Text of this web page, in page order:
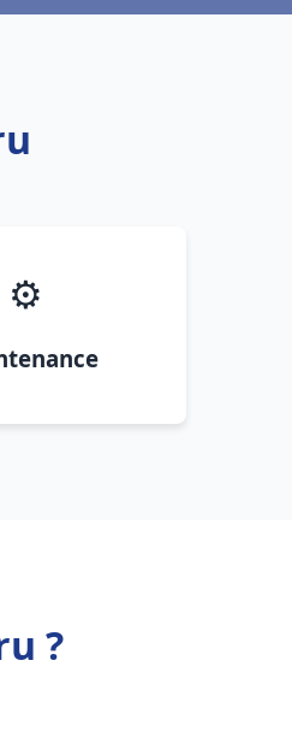
⚙️
?